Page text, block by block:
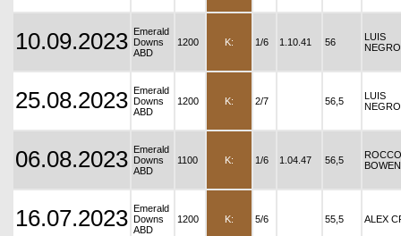
10.09.2023 Emerald
Downs
ABD
1200 K: 1/6 1.10.41 56
LUIS
25.08.2023 Emerald
Downs
ABD
1200 K: 2/7 56,5
LUIS
06.08.2023 Emerald
Downs
ABD
1100 K: 1/6 1.04.47 56,5
ROCCO
BOWEN
16.07.2023 Emerald
Downs
ABD
1200 K: 5/6 55,5 ALEX